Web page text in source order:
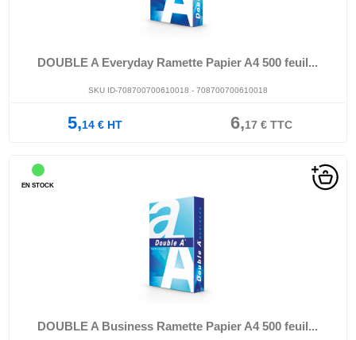
DOUBLE A Everyday Ramette Papier A4 500 feuil...
SKU ID-708700700610018 - 708700700610018
5,14€HT 6,17 €TTC
DOUBLE A Business Ramette Papier A4 500 feuil...
EN STOCK